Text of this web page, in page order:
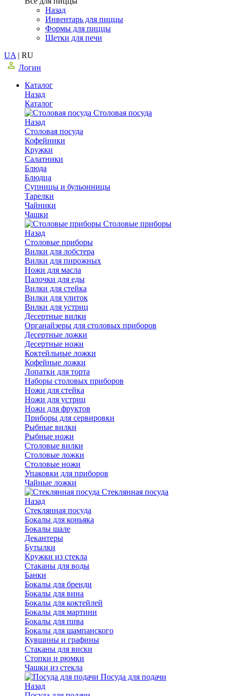
Назад
Инвентарь для пиццы
Формы для пиццы
Щетки для печи
UA | RU
Логин
Каталог
Назад
Каталог
Столовая посуда
Назад
Столовая посуда
Кофейники
Кружки
Салатники
Блюда
Блюдца
Супницы и бульонницы
Тарелки
Чайники
Чашки
Cтоловые приборы
Назад
Cтоловые приборы
Вилки для лобстера
Вилки для пирожных
Ножи для масла
Палочки для еды
Вилки для стейка
Вилки для улиток
Вилки для устриц
Десертные вилки
Органайзеры для столовых приборов
Десертные ложки
Десертные ножи
Коктейльные ложки
Кофейные ложки
Лопатки для торта
Наборы столовых приборов
Ножи для стейка
Ножи для устриц
Ножи для фруктов
Приборы для сервировки
Рыбные вилки
Рыбные ножи
Столовые вилки
Столовые ложки
Столовые ножи
Упаковки для приборов
Чайные ложки
Стеклянная посуда
Назад
Стеклянная посуда
Бокалы для коньяка
Бокалы шале
Декантеры
Бутылки
Кружки из стекла
Стаканы для воды
Банки
Бокалы для бренди
Бокалы для вина
Бокалы для коктейлей
Бокалы для мартини
Бокалы для пива
Бокалы для шампанского
Кувшины и графины
Стаканы для виски
Стопки и рюмки
Чашки из стекла
Посуда для подачи
Назад